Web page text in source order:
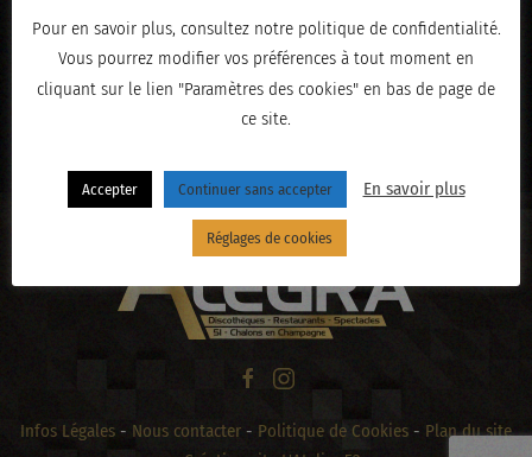
Infos Légales - Nous contacter - Politique de Cookies - Plan du site
Pour en savoir plus, consultez notre politique de confidentialité.
Vous pourrez modifier vos préférences à tout moment en
cliquant sur le lien "Paramètres des cookies" en bas de page de
ce site.
Accepter Continuer sans accepter En savoir plus
Réglages de cookies